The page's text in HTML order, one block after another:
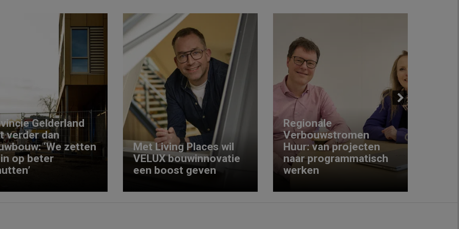
Gelderland
verder dan
‘We zetten
op beter
Met Living Places wil
VELUX bouwinnovatie
een boost geven
Regionale
Verbouwstromen
Huur: van projecten
naar programmatisch
werken
Next